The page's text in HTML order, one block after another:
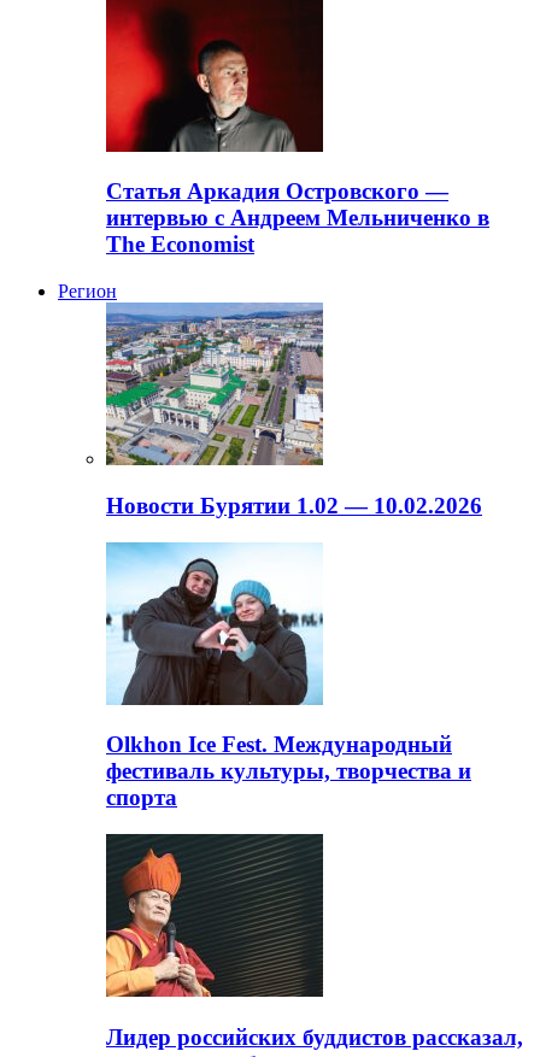
Статья Аркадия Островского —
интервью с Андреем Мельниченко в
The Economist
Регион
Новости Бурятии 1.02 — 10.02.2026
Olkhon Ice Fest. Международный
фестиваль культуры, творчества и
спорта
Лидер российских буддистов рассказал,